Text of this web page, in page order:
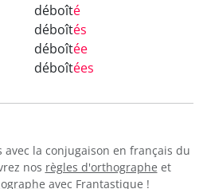
déboîté
déboîtés
déboîtée
déboîtées
avec la conjugaison en français du
nos règles d'orthographe et
avec Frantastique !